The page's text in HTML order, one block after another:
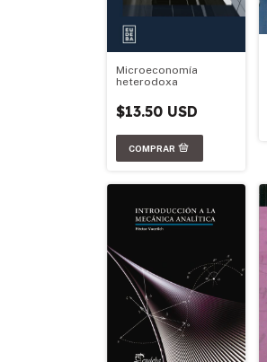
Microeconomía
heterodoxa
$13.50 USD